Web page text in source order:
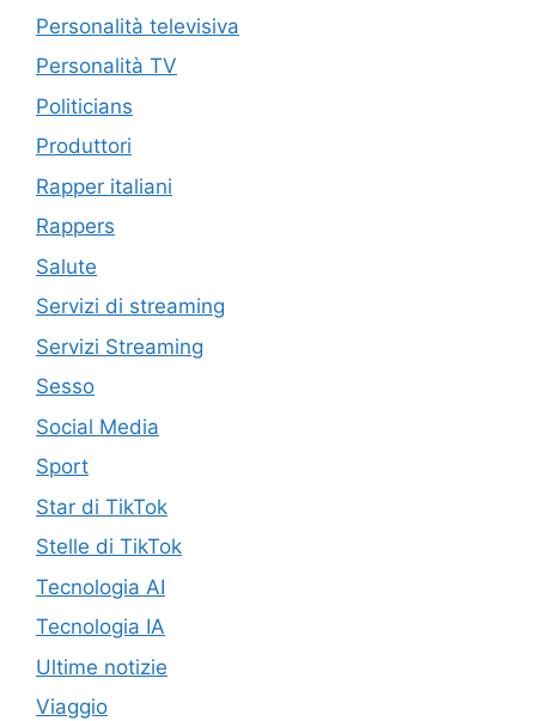
Personalità televisiva
Personalità TV
Politicians
Produttori
Rapper italiani
Rappers
Salute
Servizi di streaming
Servizi Streaming
Sesso
Social Media
Sport
Star di TikTok
Stelle di TikTok
Tecnologia AI
Tecnologia IA
Ultime notizie
Viaggio